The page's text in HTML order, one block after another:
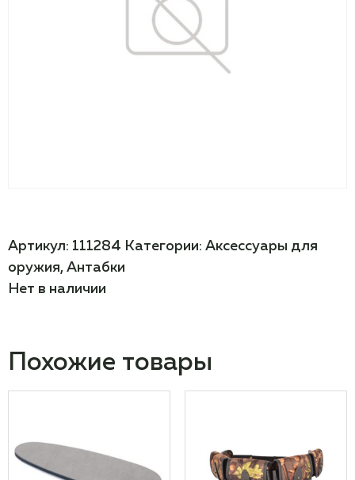
Артикул: 111284 Категории: Аксессуары для
оружия, Антабки
Нет в наличии
Похожие товары